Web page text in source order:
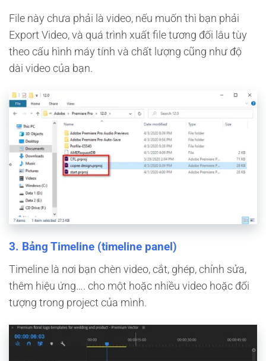
File này chưa phải là video, nếu muốn thì bạn phải
Export Video, và quá trình xuất file tương đối lâu tùy
theo cấu hình máy tính và chất lượng cũng như độ
dài video của bạn.
3. Bảng Timeline (timeline panel)
Timeline là nơi bạn chèn video, cắt, ghép, chỉnh sửa,
thêm hiệu ứng…. cho một hoặc nhiều video hoặc đối
tượng trong project của mình.